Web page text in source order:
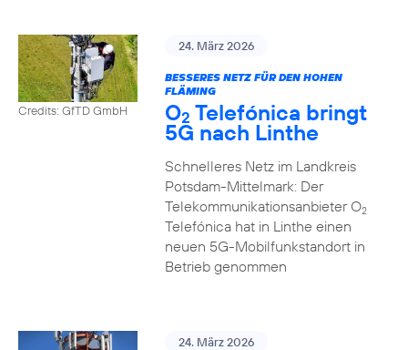
Credits: GfTD GmbH
24. März 2026
BESSERES NETZ FÜR DEN HOHEN
FLÄMING
O2 Telefónica bringt
5G nach Linthe
Schnelleres Netz im Landkreis
Potsdam-Mittelmark: Der
Telekommunikationsanbieter O2
Telefónica hat in Linthe einen
neuen 5G-Mobilfunkstandort in
Betrieb genommen
24. März 2026